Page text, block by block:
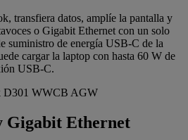
transfiera datos, amplíe la pantalla y
o Gigabit Ethernet con un solo
suministro de energía USB-C de la
cargar la laptop con hasta 60 W de
USB-C.
Gigabit Ethernet